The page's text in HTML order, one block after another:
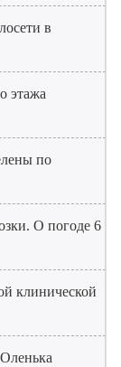
в
этажа
по
О погоде 6
клинической